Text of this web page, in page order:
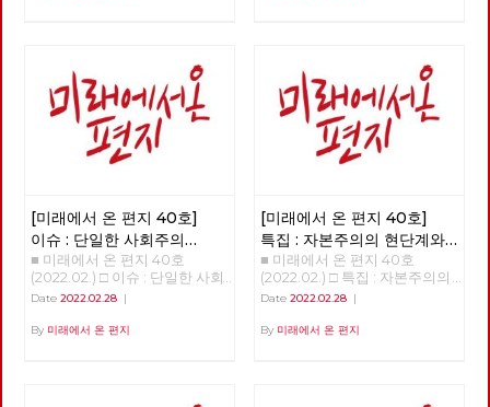
멸의 두 가지 요인 □ 사람 : 연대
를 배우고 키우는 해고노동자,
방영환 □ 도서 : 유물론자가 사
람의 마음을 이해해야 하는 이유
□ 영화 : 바보야, 본질은 ‘사랑’이
야! - 매트릭스 : 리저렉션 □ 사진
[미래에서 온 편지 40호]
이슈 : 단일한 사회주의
대중정당의 탄생
■ 미래에서 온 편지 40호
(2022.02.) □ 이슈 : 단일한 사회
주의 대중정당의 탄생 >>>>>>
Date 2022.02.28 |
By 미래에서 온 편지
[미래에서 온 편지 40호]
특집 : 자본주의의 현단계와
선진 노동자들의 임무
■ 미래에서 온 편지 40호
(2022.02.) □ 특집 : 자본주의의
현단계와 선진 노동자들의 임무
Date 2022.02.28|
By 미래에서 온 편지